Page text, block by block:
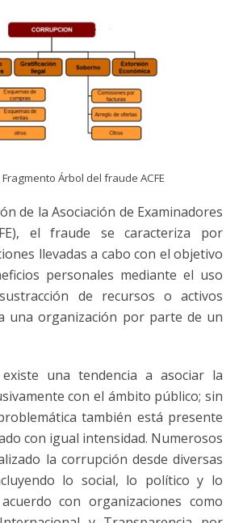
Árbol del fraude ACFE
de la Asociación de Examinadores
el fraude se caracteriza por
llevadas a cabo con el objetivo
personales mediante el uso
de recursos o activos
una organización por parte de un
una tendencia a asociar la
con el ámbito público; sin
también está presente
con igual intensidad. Numerosos
la corrupción desde diversas
lo social, lo político y lo
con organizaciones como